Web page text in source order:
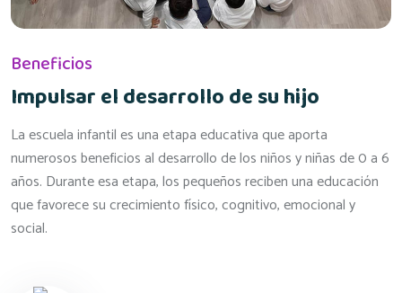
Beneficios
Impulsar el desarrollo de su hijo
La escuela infantil es una etapa educativa que aporta
numerosos beneficios al desarrollo de los niños y niñas de 0 a 6
años. Durante esa etapa, los pequeños reciben una educación
que favorece su crecimiento físico, cognitivo, emocional y
social.